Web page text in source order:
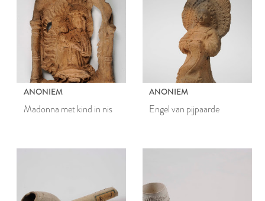
ANONIEM
Madonna met kind in nis
ANONIEM
Engel van pijpaarde